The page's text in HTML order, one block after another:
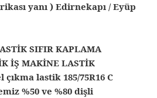
yanı ) Edirnekapı / Eyüp
SIFIR KAPLAMA
İŞ MAKİNE LASTİK
lastik 185/75R16 C
%50 ve %80 dişli